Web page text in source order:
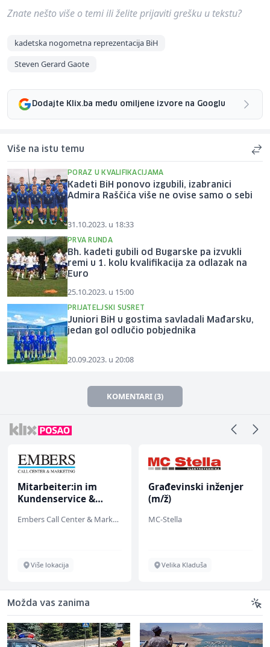
Znate nešto više o temi ili želite prijaviti grešku u tekstu?
kadetska nogometna reprezentacija BiH
Steven Gerard Gaote
Dodajte Klix.ba među omiljene izvore na Googlu
Više na istu temu
PORAZ U KVALIFIKACIJAMA
Kadeti BiH ponovo izgubili, izabranici
Admira Raščića više ne ovise samo o sebi
31.10.2023. u 18:33
PRVA RUNDA
Bh. kadeti gubili od Bugarske pa izvukli
remi u 1. kolu kvalifikacija za odlazak na
Euro
25.10.2023. u 15:00
PRIJATELJSKI SUSRET
Juniori BiH u gostima savladali Mađarsku,
jedan gol odlučio pobjednika
20.09.2023. u 20:08
KOMENTARI (3)
Mitarbeiter:in im
Kundenservice &
Embers Call Center & Marketing
Više lokacija
Građevinski inženjer
(m/ž)
MC-Stella
Velika Kladuša
Možda vas zanima